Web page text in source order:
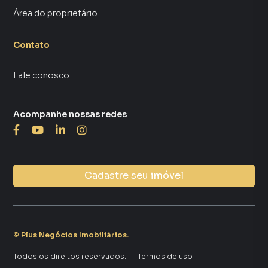
Área do proprietário
Contato
Fale conosco
Cadastre seu imóvel
Acompanhe nossas redes
© Plus Negócios Imobiliários.
Todos os direitos reservados. · Termos de uso ·